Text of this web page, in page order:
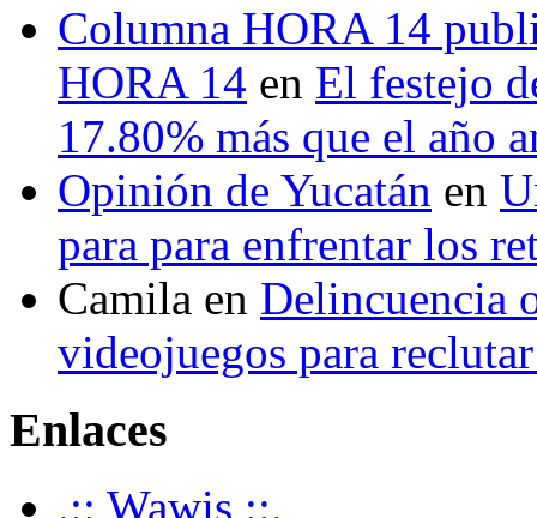
Columna HORA 14
HORA 14 en El festejo
17.80% más que el año
Opinión de Yucatán en
para para enfrentar los
Camila en Delincuencia
videojuegos para
Enlaces
.:: Wawis ::.